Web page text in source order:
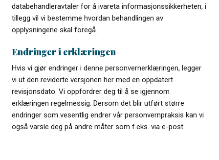
databehandleravtaler for å ivareta informasjonssikkerheten, i
tillegg vil vi bestemme hvordan behandlingen av
opplysningene skal foregå.
Endringer i erklæringen
Hvis vi gjør endringer i denne personvernerklæringen, legger
vi ut den reviderte versjonen her med en oppdatert
revisjonsdato. Vi oppfordrer deg til å se igjennom
erklæringen regelmessig. Dersom det blir utført større
endringer som vesentlig endrer vår personvernpraksis kan vi
også varsle deg på andre måter som f.eks. via e-post.